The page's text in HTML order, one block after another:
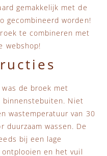
gemakkelijk met de
gecombineerd worden!
te combineren met
webshop!
de broek met
Niet
wastemperatuur van 30
duurzaam wassen. De
bij een lage
en het vuil